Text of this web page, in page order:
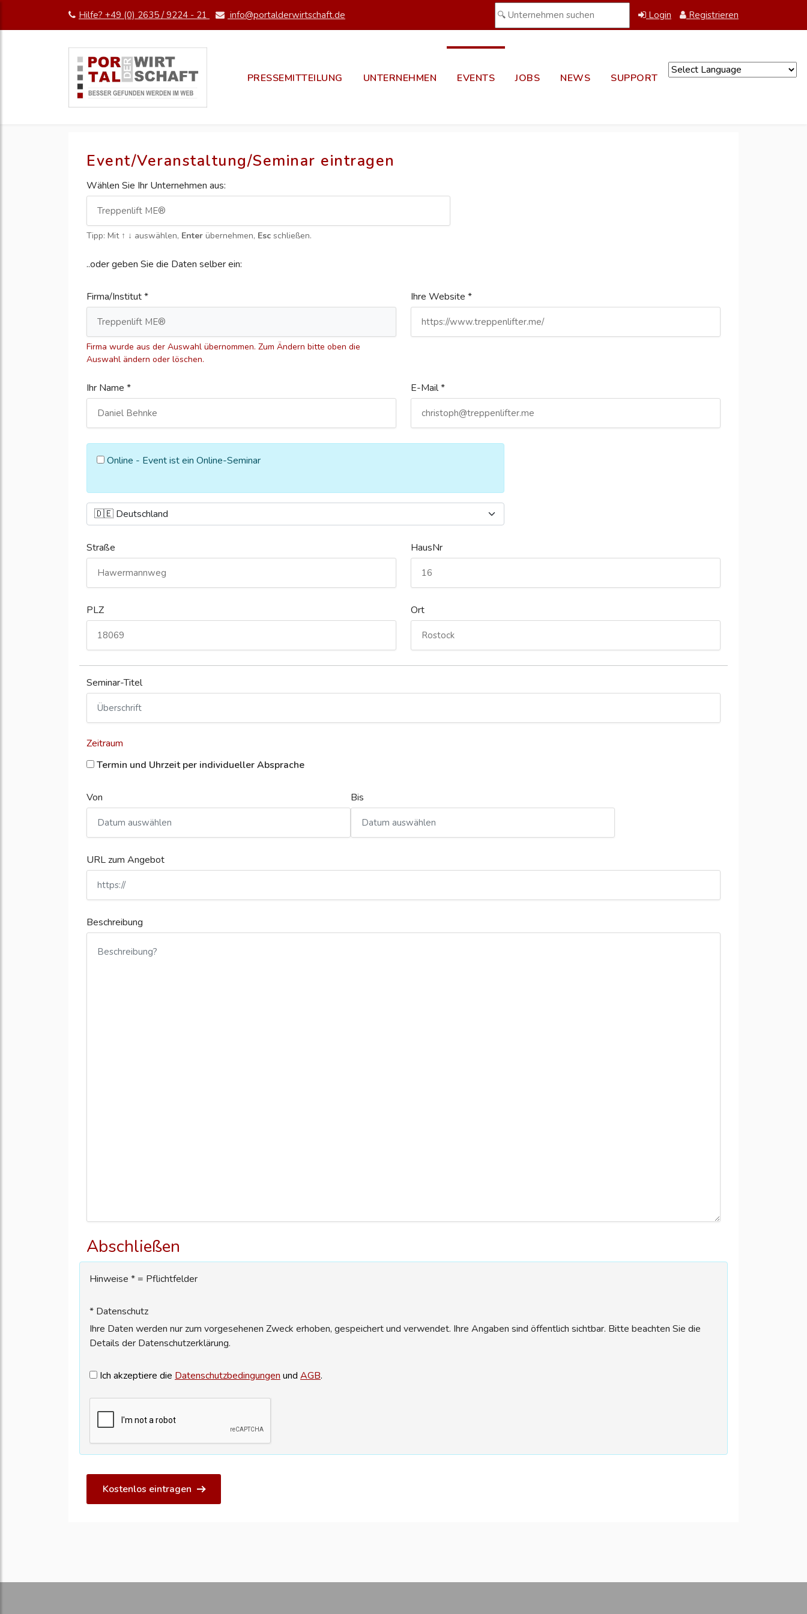
Hilfe? +49 (0) 2635 / 9224 - 21 info@portalderwirtschaft.de Login Registrieren
PRESSEMITTEILUNG UNTERNEHMEN EVENTS JOBS NEWS SUPPORT
Event/Veranstaltung/Seminar eintragen
Wählen Sie Ihr Unternehmen aus:
Tipp: Mit ↑ ↓ auswählen, Enter übernehmen, Esc schließen.
..oder geben Sie die Daten selber ein:
Firma/Institut *
Firma wurde aus der Auswahl übernommen. Zum Ändern bitte oben die
Auswahl ändern oder löschen.
Ihre Website *
Ihr Name * E-Mail *
Online - Event ist ein Online-Seminar
Straße HausNr
PLZ Ort
Seminar-Titel
Zeitraum
Termin und Uhrzeit per individueller Absprache
Von Bis
URL zum Angebot
Beschreibung
Abschließen
Hinweise * = Pflichtfelder
* Datenschutz
Ihre Daten werden nur zum vorgesehenen Zweck erhoben, gespeichert und verwendet. Ihre Angaben sind öffentlich sichtbar. Bitte beachten Sie die
Details der Datenschutzerklärung.
Ich akzeptiere die Datenschutzbedingungen und AGB.
Kostenlos eintragen